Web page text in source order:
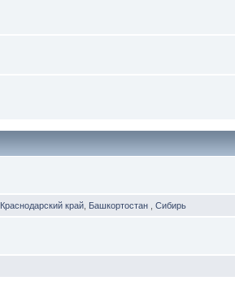
Краснодарский край, Башкортостан Сибирь